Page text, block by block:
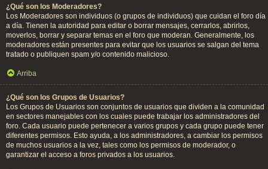
¿Qué son los Moderadores?
Los Moderadores son individuos (o grupos de individuos) que cuidan el foro día
a día. Tienen la autoridad para editar o borrar mensajes, cerrarlos, abrirlos,
moverlos, borrar y separar temas en el foro que moderan. Generalmente, los
moderadores están presentes para evitar que los usuarios se salgan del tema
tratado o publiquen spam y/o contenido malicioso.
Arriba
¿Qué son los Grupos de Usuarios?
Los Grupos de Usuarios son conjuntos de usuarios que dividen a la comunidad
en sectores manejables con los cuales puede trabajar los administradores del
foro. Cada usuario puede pertenecer a varios grupos y cada grupo puede tener
diferentes permisos. Esto ayuda, a los administradores, a cambiar los permisos
de muchos usuarios a la vez, tales como los permisos de moderador, o
garantizar el acceso a foros privados a los usuarios.